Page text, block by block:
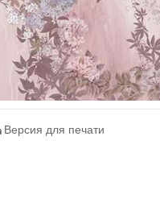
Версия для печати